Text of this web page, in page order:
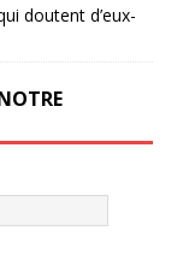
doutent d’eux-